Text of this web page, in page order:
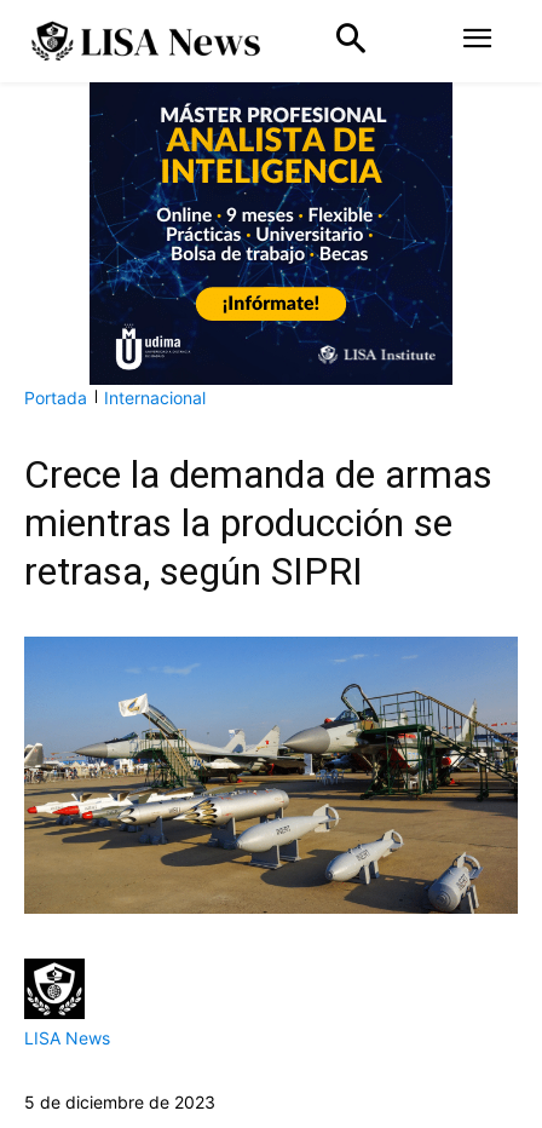
Portada Internacional
Crece la demanda de armas
mientras la producción se
retrasa, según SIPRI
LISA News
5 de diciembre de 2023